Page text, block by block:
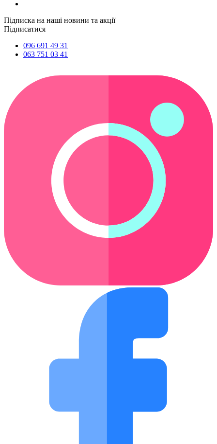
Підписка на наші новини та акції
Підписатися
096 691 49 31
063 751 03 41